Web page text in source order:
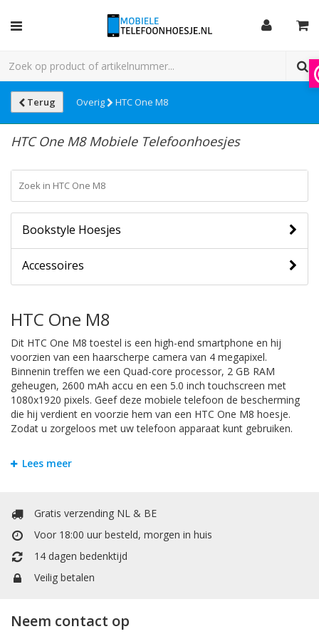
Terug Overig HTC One M8
HTC One M8 Mobiele Telefoonhoesjes
Bookstyle Hoesjes
Accessoires
HTC One M8
Dit HTC One M8 toestel is een high-end smartphone en hij
voorzien van een haarscherpe camera van 4 megapixel.
Binnenin treffen we een Quad-core processor, 2 GB RAM
geheugen, 2600 mAh accu en een 5.0 inch touchscreen met
1080x1920 pixels. Geef deze mobiele telefoon de bescherming
die hij verdient en voorzie hem van een HTC One M8 hoesje.
Zodat u zorgeloos met uw telefoon apparaat kunt gebruiken.
Bookstyle Hoesjes
Telefoonhoesje kunt u allerlei soorten hoesjes vinden. Het
papiergeld. Het booktype wallet case hoesje heeft een extra
vakje voor pasjes of papiergeld. In de portemonnee / boek vorm
TPU is een materiaal dat gemaakt is van hard plastic en zachte
Lees meer
Gratis verzending NL & BE
Voor 18:00 uur besteld, morgen in huis
14 dagen bedenktijd
Veilig betalen
Neem contact op